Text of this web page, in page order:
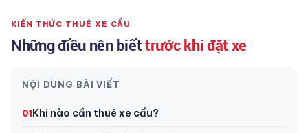
KIẾN THỨC THUÊ XE CẨU
Những điều nên biếttrước khi đặt xe
NỘI DUNG BÀI VIẾT
Khi nào cần thuê xe cẩu?